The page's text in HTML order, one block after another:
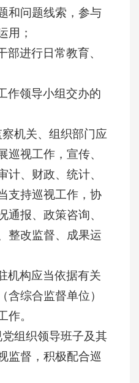
和问题线索，参与
用；
部进行日常教育、
作领导小组交办的
机关、组织部门应
巡视工作，宣传、
计、财政、统计、
支持巡视工作，协
通报、政策咨询、
整改监督、成果运
机构应当依据有关
含综合监督单位）
作。
组织领导班子及其
监督，积极配合巡